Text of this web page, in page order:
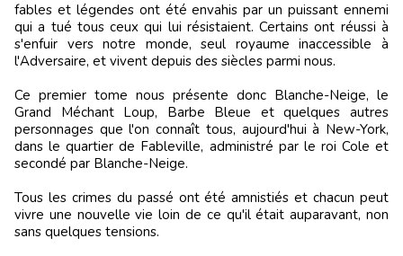
fables et légendes ont été envahis par un puissant ennemi
qui a tué tous ceux qui lui résistaient. Certains ont réussi à
s'enfuir vers notre monde, seul royaume inaccessible à
l'Adversaire, et vivent depuis des siècles parmi nous.
Ce premier tome nous présente donc Blanche-Neige, le
Grand Méchant Loup, Barbe Bleue et quelques autres
personnages que l'on connaît tous, aujourd'hui à New-York,
dans le quartier de Fableville, administré par le roi Cole et
secondé par Blanche-Neige.
Tous les crimes du passé ont été amnistiés et chacun peut
vivre une nouvelle vie loin de ce qu'il était auparavant, non
sans quelques tensions.